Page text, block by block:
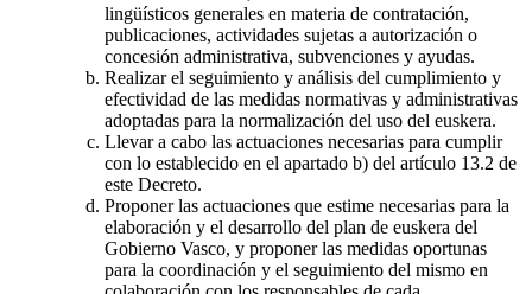
lingüísticos generales en materia de contratación,
publicaciones, actividades sujetas a autorización o
concesión administrativa, subvenciones y ayudas.
Realizar el seguimiento y análisis del cumplimiento y
efectividad de las medidas normativas y administrativas
adoptadas para la normalización del uso del euskera.
Llevar a cabo las actuaciones necesarias para cumplir
con lo establecido en el apartado b) del artículo 13.2 de
este Decreto.
Proponer las actuaciones que estime necesarias para la
elaboración y el desarrollo del plan de euskera del
Gobierno Vasco, y proponer las medidas oportunas
para la coordinación y el seguimiento del mismo en